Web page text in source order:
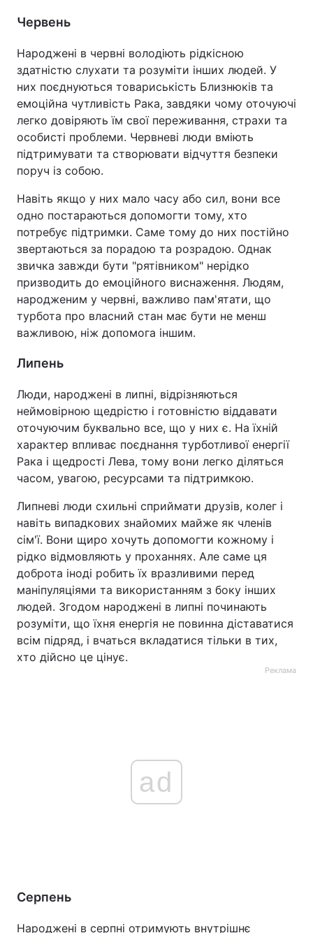
Червень
Народжені в червні володіють рідкісною
здатністю слухати та розуміти інших людей. У
них поєднуються товариськість Близнюків та
емоційна чутливість Рака, завдяки чому оточуючі
легко довіряють їм свої переживання, страхи та
особисті проблеми. Червневі люди вміють
підтримувати та створювати відчуття безпеки
поруч із собою.
Навіть якщо у них мало часу або сил, вони все
одно постараються допомогти тому, хто
потребує підтримки. Саме тому до них постійно
звертаються за порадою та розрадою. Однак
звичка завжди бути "рятівником" нерідко
призводить до емоційного виснаження. Людям,
народженим у червні, важливо пам'ятати, що
турбота про власний стан має бути не менш
важливою, ніж допомога іншим.
Липень
Люди, народжені в липні, відрізняються
неймовірною щедрістю і готовністю віддавати
оточуючим буквально все, що у них є. На їхній
характер впливає поєднання турботливої енергії
Рака і щедрості Лева, тому вони легко діляться
часом, увагою, ресурсами та підтримкою.
Липневі люди схильні сприймати друзів, колег і
навіть випадкових знайомих майже як членів
сім'ї. Вони щиро хочуть допомогти кожному і
рідко відмовляють у проханнях. Але саме ця
доброта іноді робить їх вразливими перед
маніпуляціями та використанням з боку інших
людей. Згодом народжені в липні починають
розуміти, що їхня енергія не повинна діставатися
всім підряд, і вчаться вкладатися тільки в тих,
хто дійсно це цінує.
Реклама
ad
Серпень
Народжені в серпні отримують внутрішнє